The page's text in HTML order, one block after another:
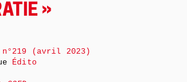
»
(avril 2023)
Édito